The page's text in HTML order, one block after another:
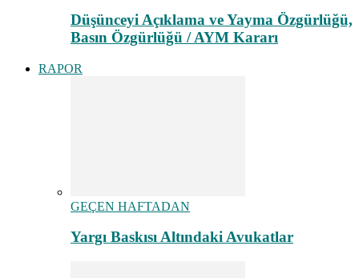
Düşünceyi Açıklama ve Yayma Özgürlüğü,
Basın Özgürlüğü / AYM Kararı
RAPOR
GEÇEN HAFTADAN
Yargı Baskısı Altındaki Avukatlar